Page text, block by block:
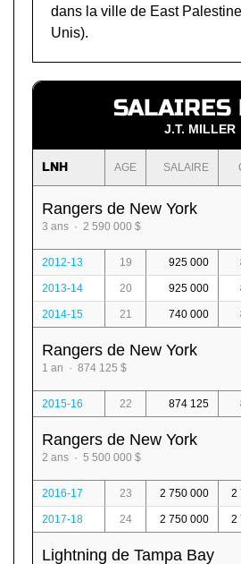
dans la ville de East
Unis).
SALAIRES
J.T. MILLER
LNH AGE SALAIRE
Rangers de New York
3 ans · 2 590 000 $
2012-13 19 925 000
2013-14 20 925 000
2014-15 21 740 000
Rangers de New York
1 an · 874 125 $
2015-16 22 874 125
Rangers de New York
2 ans · 5 500 000 $
2016-17 23 2 750 000 2
2017-18 24 2 750 000 2
Lightning de Tampa Bay